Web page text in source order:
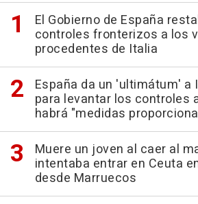
El Gobierno de España
controles fronterizos a los
procedentes de Italia
España da un 'ultimátum' a
para levantar los controles
habrá "medidas
Muere un joven al caer al
intentaba entrar en Ceuta
desde Marruecos